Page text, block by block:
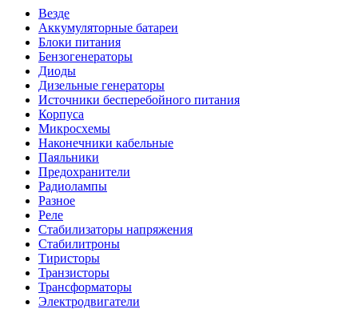
Везде
Аккумуляторные батареи
Блоки питания
Бензогенераторы
Диоды
Дизельные генераторы
Источники бесперебойного питания
Корпуса
Микросхемы
Наконечники кабельные
Паяльники
Предохранители
Радиолампы
Разное
Реле
Стабилизаторы напряжения
Стабилитроны
Тиристоры
Транзисторы
Трансформаторы
Электродвигатели